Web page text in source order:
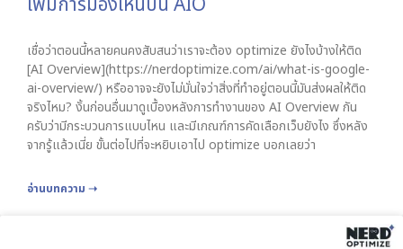
เชื่อว่าตอนนี้หลายคนคงสับสนว่าเราจะต้อง optimize ยังไงบ้างให้ติด
[AI Overview](https://nerdoptimize.com/ai/what-is-google-
ai-overview/) หรืออาจจะยังไม่มั่นใจว่าสิ่งที่ทำอยู่ตอนนี้มันส่งผลให้ติด
จริงไหม? งั้นก่อนอื่นมาดูเบื้องหลังการทำงานของ AI Overview กัน
ครับว่ามีกระบวนการแบบไหน และมีเกณฑ์การคัดเลือกเว็บยังไง ซึ่งหลัง
จากรู้แล้วเนี่ย ขั้นต่อไปที่จะหยิบเอาไป optimize บอกเลยว่า
อ่านบทความ ➝